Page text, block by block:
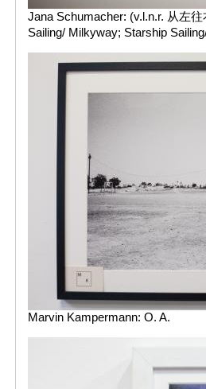
Jana Schumacher: (v.l.n.r. 从左
Sailing/ Milkyway; Starship
Marvin Kampermann: O. A.